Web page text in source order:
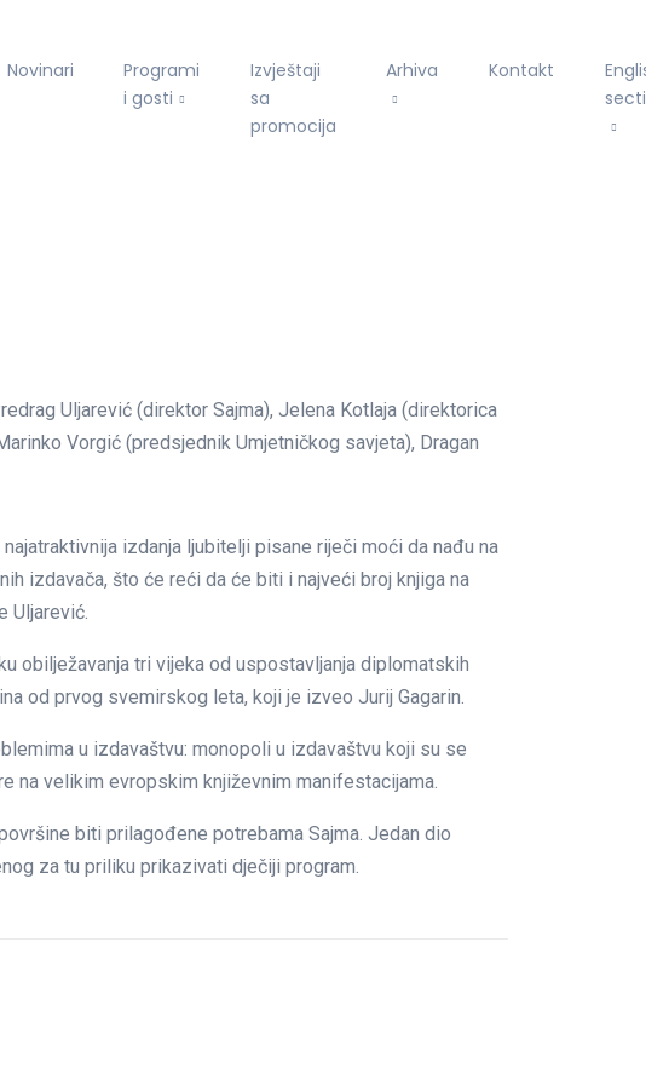
Novinari
Programi
i gosti
Izvještaji
sa
promocija
Arhiva Kontakt
Uljarević (direktor Sajma), Jelena Kotlaja (direktorica
Vorgić (predsjednik Umjetničkog savjeta), Dragan
izdanja ljubitelji pisane riječi moći da nađu na
izdavača, što će reći da će biti i najveći broj knjiga na
Uljarević.
obilježavanja tri vijeka od uspostavljanja diplomatskih
od prvog svemirskog leta, koji je izveo Jurij Gagarin.
u izdavaštvu: monopoli u izdavaštvu koji su se
na velikim evropskim književnim manifestacijama.
biti prilagođene potrebama Sajma. Jedan dio
za tu priliku prikazivati dječiji program.